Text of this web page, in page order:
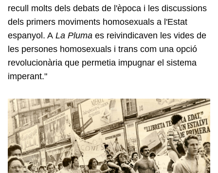
recull molts dels debats de l'època i les discussions
dels primers moviments homosexuals a l'Estat
espanyol. A La Pluma es reivindicaven les vides de
les persones homosexuals i trans com una opció
revolucionària que permetia impugnar el sistema
imperant."